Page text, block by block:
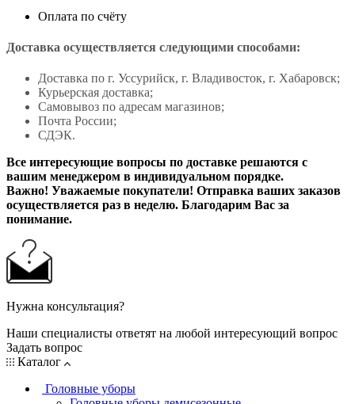
Оплата по счёту
Доставка осуществляется следующими способами:
Доставка по г. Уссурийск, г. Владивосток, г. Хабаровск;
Курьерская доставка;
Самовывоз по адресам магазинов;
Почта России;
СДЭК.
Все интересующие вопросы по доставке решаются с
вашим менеджером в индивидуальном порядке.
Важно! Уважаемые покупатели! Отправка ваших заказов
осуществляется раз в неделю. Благодарим Вас за
понимание.
Нужна консультация?
Наши специалисты ответят на любой интересующий вопрос
Задать вопрос
Каталог
Головные уборы